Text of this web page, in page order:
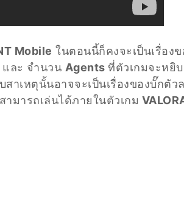
Mobile ในตอนนี้ก็คงจะเป็นเรื่องข
ละ จำนวน Agents ที่ตัวเกมจะหยิ
สาเหตุนั้นอาจจะเป็นเรื่องของบั๊กตัว
ามารถเล่นได้ภายในตัวเกม